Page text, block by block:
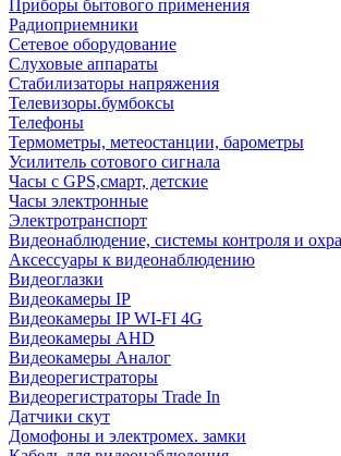
Приборы бытового применения
Радиоприемники
Сетевое оборудование
Слуховые аппараты
Стабилизаторы напряжения
Телевизоры.бумбоксы
Телефоны
Термометры, метеостанции, барометры
Усилитель сотового сигнала
Часы с GPS,смарт, детские
Часы электронные
Электротранспорт
Видеонаблюдение, системы контроля и
Аксессуары к видеонаблюдению
Видеоглазки
Видеокамеры IP
Видеокамеры IP WI-FI 4G
Видеокамеры AHD
Видеокамеры Аналог
Видеорегистраторы
Видеорегистраторы Trade In
Датчики скут
Домофоны и электромех. замки